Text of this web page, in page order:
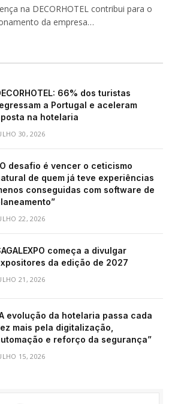
na DECORHOTEL contribui para o
da empresa…
66% dos turistas
a Portugal e aceleram
na hotelaria
30, 2026
desafio é vencer o ceticismo
de quem já teve experiências
conseguidas com software de
22, 2026
começa a divulgar
da edição de 2027
21, 2026
evolução da hotelaria passa cada
mais pela digitalização,
e reforço da segurança”
15, 2026